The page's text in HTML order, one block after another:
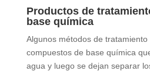
Productos de
base química
Algunos métodos de tratamiento
compuestos de base química
agua y luego se dejan separar